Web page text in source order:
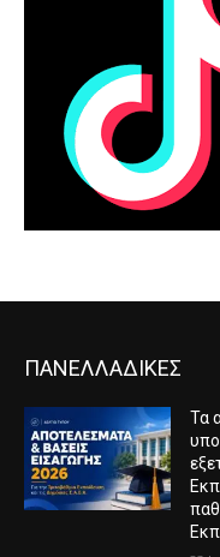
ΠΑΝΕΛΛΑΔΙΚΕΣ
Τα